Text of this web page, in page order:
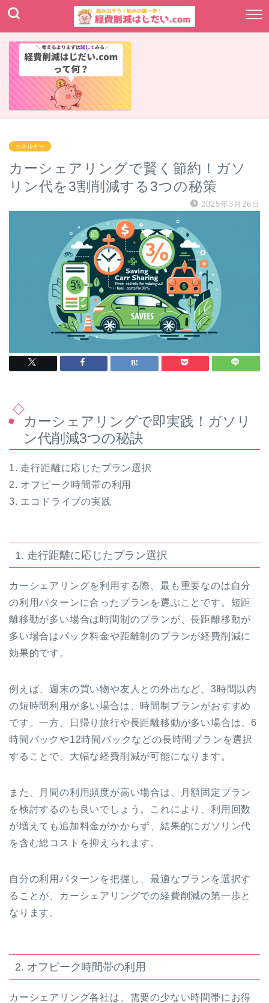
エネルギー
カーシェアリングで賢く節約！ガソ
リン代を3割削減する3つの秘策
2025年3月26日
カーシェアリングで即実践！ガソリ
ン代削減3つの秘訣
1. 走行距離に応じたプラン選択
2. オフピーク時間帯の利用
3. エコドライブの実践
1. 走行距離に応じたプラン選択
カーシェアリングを利用する際、最も重要なのは自分
の利用パターンに合ったプランを選ぶことです。短距
離移動が多い場合は時間制のプランが、長距離移動が
多い場合はパック料金や距離制のプランが経費削減に
効果的です。
例えば、週末の買い物や友人との外出など、3時間以内
の短時間利用が多い場合は、時間制プランがおすすめ
です。一方、日帰り旅行や長距離移動が多い場合は、6
時間パックや12時間パックなどの長時間プランを選択
することで、大幅な経費削減が可能になります。
また、月間の利用頻度が高い場合は、月額固定プラン
を検討するのも良いでしょう。これにより、利用回数
が増えても追加料金がかからず、結果的にガソリン代
を含む総コストを抑えられます。
自分の利用パターンを把握し、最適なプランを選択す
ることが、カーシェアリングでの経費削減の第一歩と
なります。
2. オフピーク時間帯の利用
カーシェアリング各社は、需要の少ない時間帯にお得